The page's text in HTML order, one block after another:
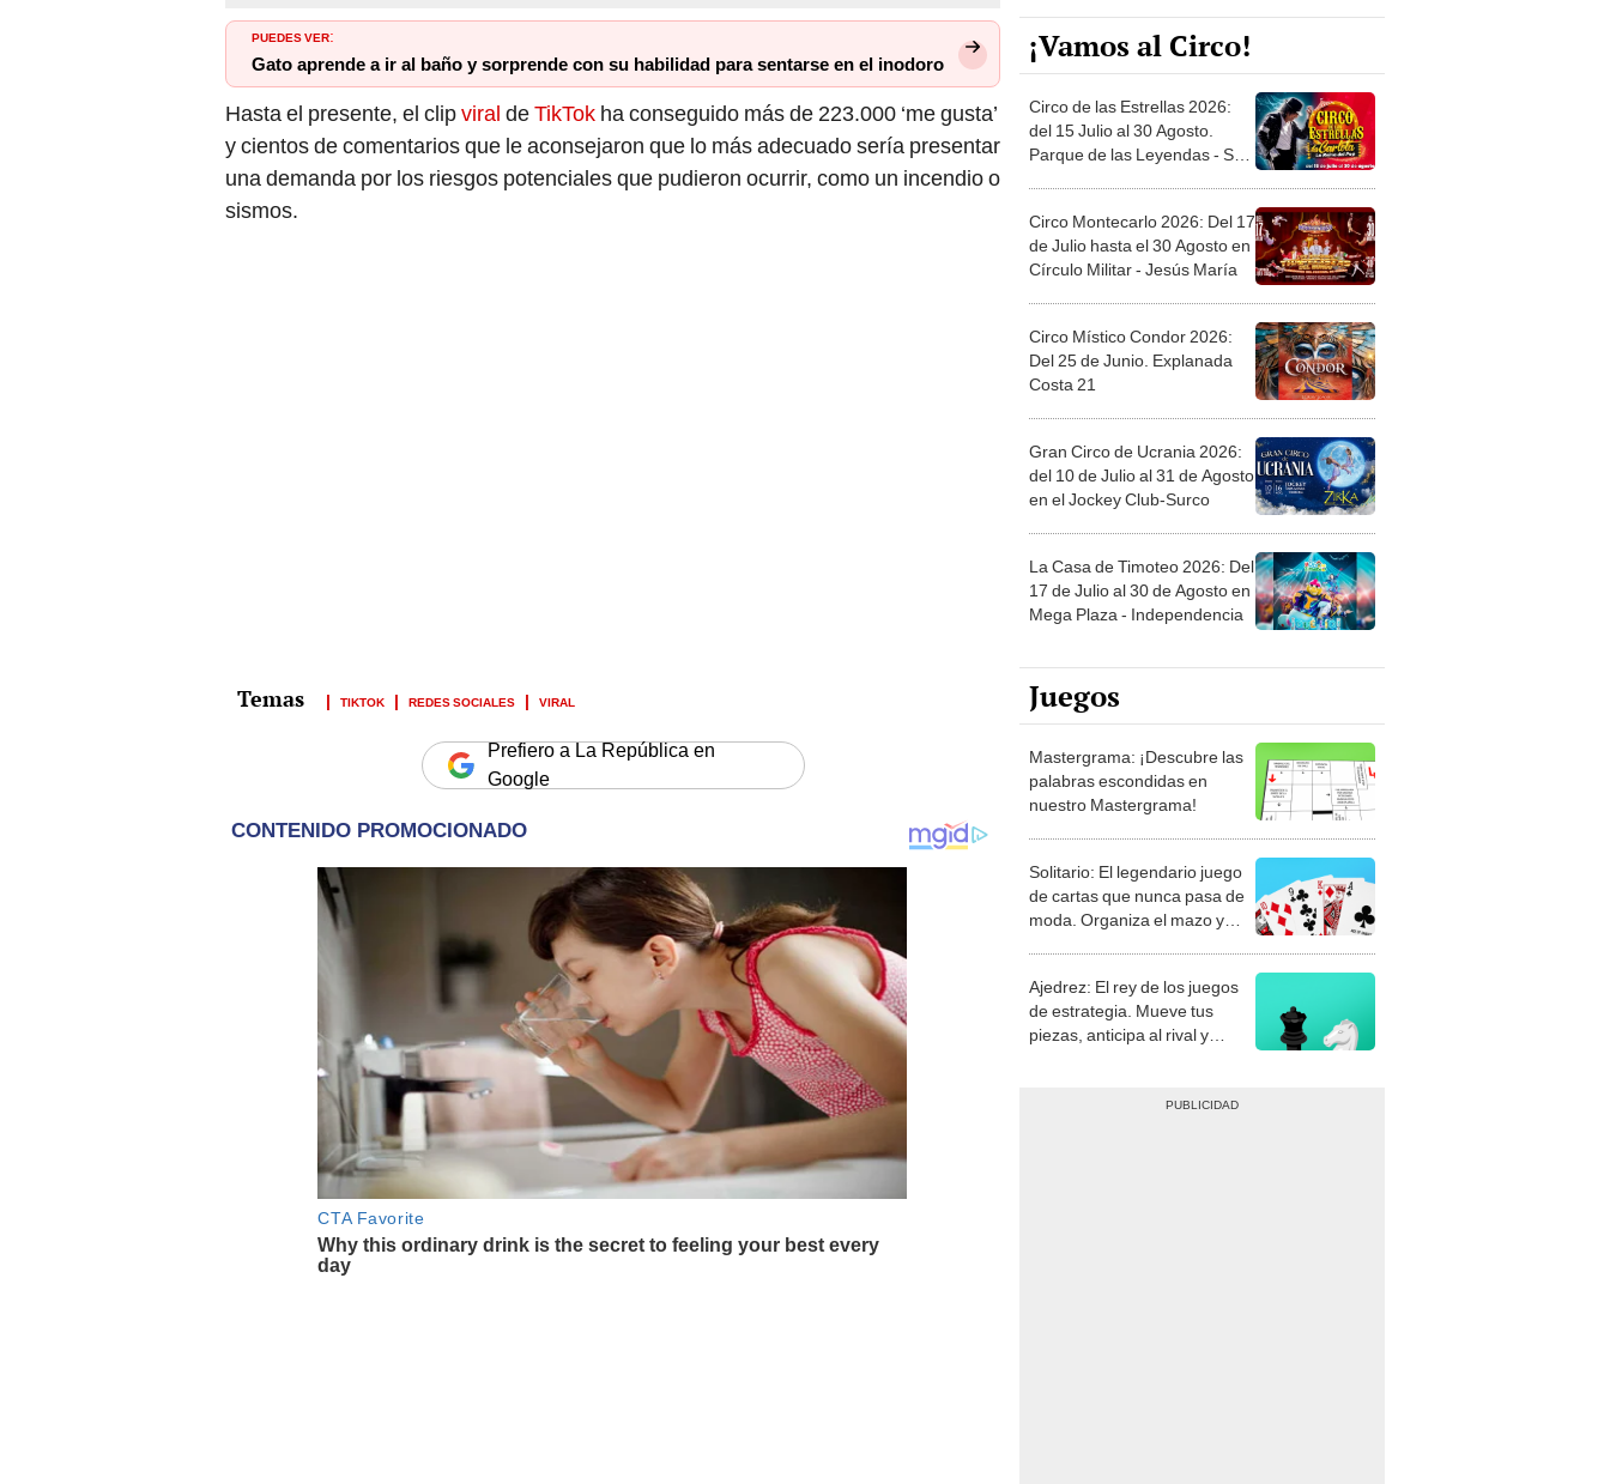
PUEDES VER:
Gato aprende a ir al baño y sorprende con su habilidad para sentarse en el inodoro
Hasta el presente, el clipviral deTikTok ha conseguido más de 223.000 ‘me gusta’
y cientos de comentarios que le aconsejaron que lo más adecuado sería presentar
una demanda por los riesgos potenciales que pudieron ocurrir, como un incendio o
sismos.
TIKTOK REDES SOCIALES VIRAL
Prefiero a La República en
Google
¡Vamos al Circo!
Circo de las Estrellas 2026:
del 15 Julio al 30 Agosto.
Parque de las Leyendas - San
Circo Montecarlo 2026: Del 17
de Julio hasta el 30 Agosto en
Círculo Militar - Jesús María
Circo Místico Condor 2026:
Del 25 de Junio. Explanada
Costa 21
Gran Circo de Ucrania 2026:
del 10 de Julio al 31 de Agosto
en el Jockey Club-Surco
La Casa de Timoteo 2026: Del
17 de Julio al 30 de Agosto en
Mega Plaza - Independencia
Juegos
Mastergrama: ¡Descubre las
palabras escondidas en
nuestro Mastergrama!
Solitario: El legendario juego
de cartas que nunca pasa de
moda. Organiza el mazo y
Ajedrez: El rey de los juegos
de estrategia. Mueve tus
piezas, anticipa al rival y